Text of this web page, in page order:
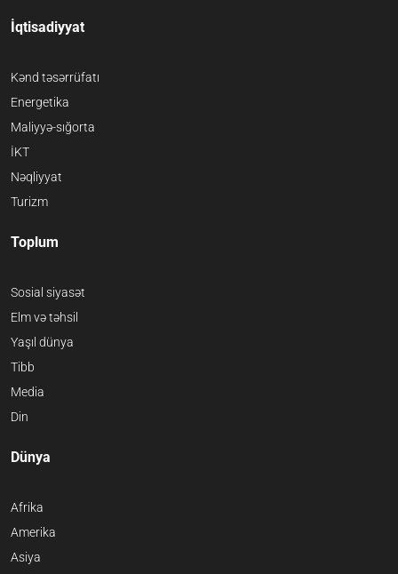
İqtisadiyyat
Kənd təsərrüfatı
Energetika
Maliyyə-sığorta
İKT
Nəqliyyat
Turizm
Toplum
Sosial siyasət
Elm və təhsil
Yaşıl dünya
Tibb
Media
Din
Dünya
Afrika
Amerika
Asiya